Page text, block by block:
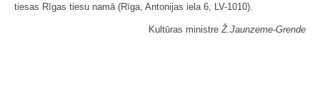
tiesas Rīgas tiesu namā (Rīga, Antonijas iela 6, LV-1010).
Kultūras ministre Ž.Jaunzeme-Grende